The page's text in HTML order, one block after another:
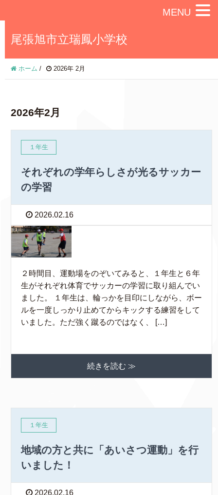
尾張旭市立瑞鳳小学校
ホーム / 2026年 2月
2026年2月
１年生
それぞれの学年らしさが光るサッカー
の学習
2026.02.16
２時間目、運動場をのぞいてみると、１年生と６年
生がそれぞれ体育でサッカーの学習に取り組んでい
ました。 １年生は、輪っかを目印にしながら、ボー
ルを一度しっかり止めてからキックする練習をして
いました。ただ強く蹴るのではなく、 […]
続きを読む ≫
１年生
地域の方と共に「あいさつ運動」を行
いました！
2026.02.16
MENU